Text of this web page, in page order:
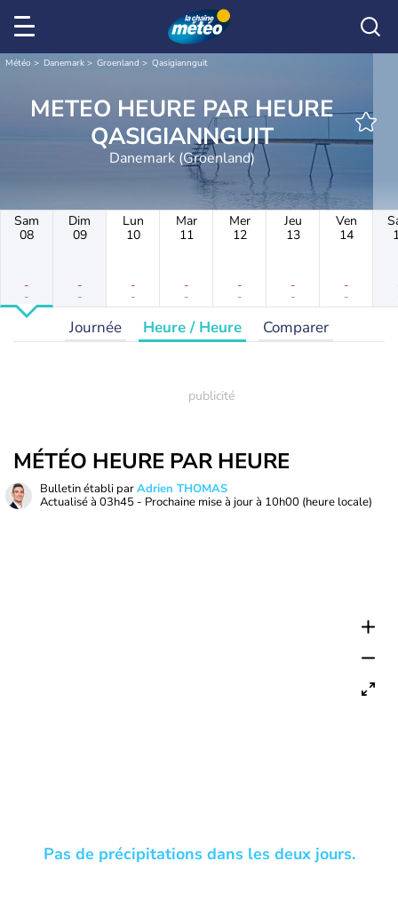
Météo Danemark Groenland Qasigiannguit
METEO HEURE PAR HEURE
QASIGIANNGUIT
Danemark (Groenland)
Sam
08
-
-
Dim
09
-
-
Lun
10
-
-
Mar
11
-
-
Mer
12
-
-
Jeu
13
-
-
Ven
14
-
-
Journée Heure / Heure Comparer
MÉTÉO HEURE PAR HEURE
Bulletin établi parAdrien THOMAS
Actualisé à 03h45 - Prochaine mise à jour à 10h00 (heure locale)
Pas de précipitations dans les deux jours.